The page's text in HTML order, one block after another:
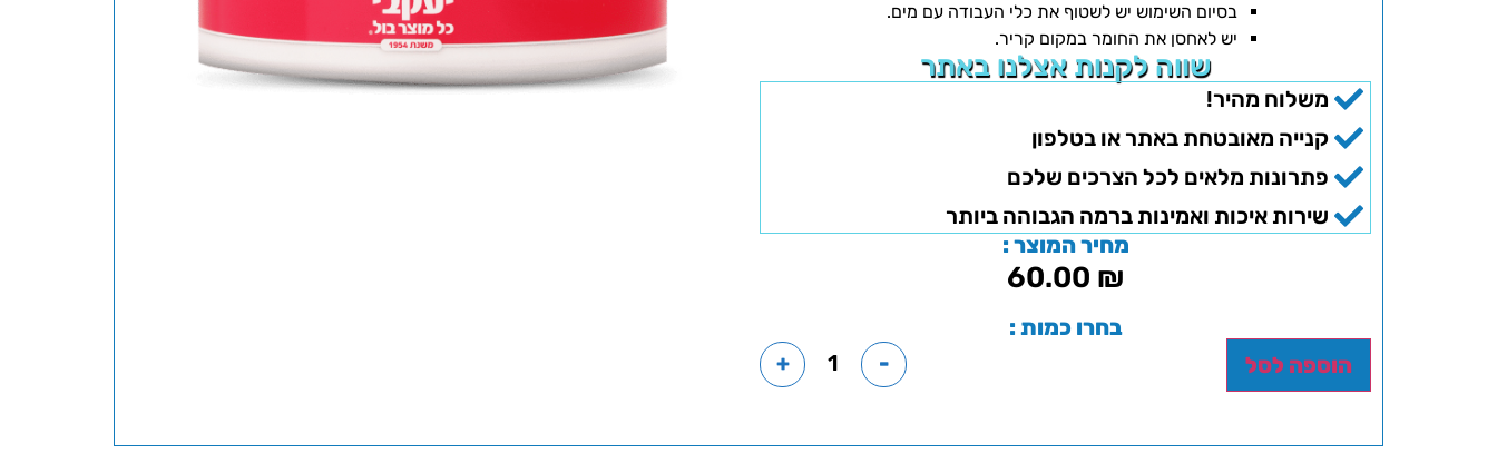
בסיום השימוש יש לשטוף את כלי העבודה עם מים.
יש לאחסן את החומר במקום קריר.
שווה לקנות אצלנו באתר
משלוח מהיר!
קנייה מאובטחת באתר או בטלפון
פתרונות מלאים לכל הצרכים שלכם
שירות איכות ואמינות ברמה הגבוהה ביותר
מחיר המוצר :
60.00 ₪
בחרו כמות :
-
+ הוספה לסל